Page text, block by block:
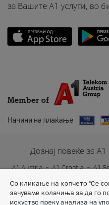
за Вашите A1 услуги, во
Member of
Начини на плаќање
Дознај повеќе за
A1 Austria A1 Croatia A1
Со кликање на копчето "Се
зачуваме колачиња за да го
искуство преку анализа на